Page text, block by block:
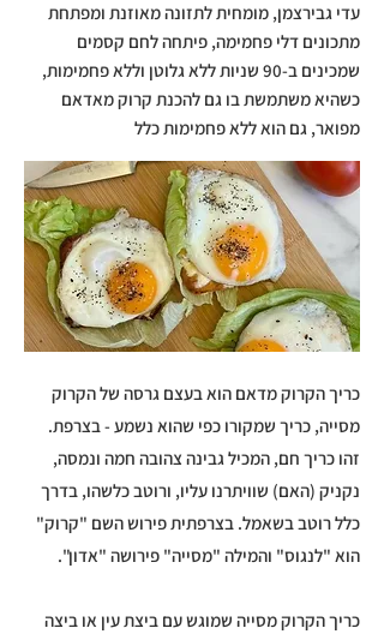
עדי גבירצמן, מומחית לתזונה מאוזנת ומפתחת
מתכונים דלי פחמימה, פיתחה לחם קסמים
שמכינים ב-90 שניות ללא גלוטן וללא פחמימות,
כשהיא משתמשת בו גם להכנת קרוק מאדאם
מפואר, גם הוא ללא פחמימות כלל
כריך הקרוק מדאם הוא בעצם גרסה של הקרוק
מסייה, כריך שמקורו כפי שהוא נשמע - בצרפת.
זהו כריך חם, המכיל גבינה צהובה חמה ונמסה,
נקניק (האם) שוויתרנו עליו, ורוטב כלשהו, בדרך
כלל רוטב בשאמל. בצרפתית פירוש השם "קרוק"
הוא "לנגוס" והמילה "מסייה" פירושה "אדון".
כריך הקרוק מסייה שמוגש עם ביצת עין או ביצה